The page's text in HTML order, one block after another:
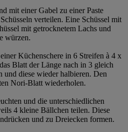
mit einer Gabel zu einer Paste
verteilen. Eine Schüssel mit
mit getrocknetem Lachs und
würzen.
Küchenschere in 6 Streifen à 4 x
Blatt der Länge nach in 3 gleich
und diese wieder halbieren. Den
Nori-Blatt wiederholen.
und die unterschiedlichen
4 kleine Bällchen teilen. Diese
und zu Dreiecken formen.